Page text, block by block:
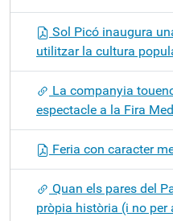
Sol Picó inaugura
utilitzar la cultura
La companyia
espectacle a la Fira
Feria con caracter
Quan els pares del
pròpia història (i no per